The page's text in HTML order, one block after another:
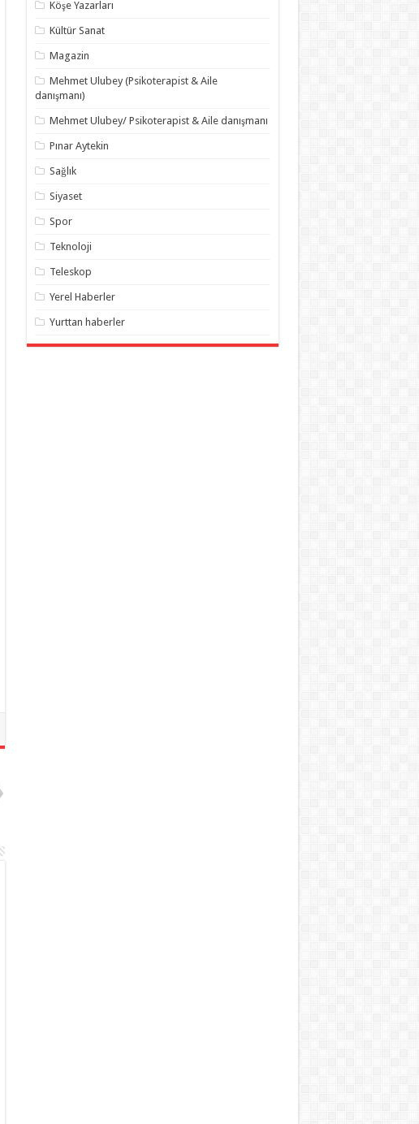
Köşe Yazarları
Kültür Sanat
Magazin
Mehmet Ulubey (Psikoterapist & Aile
danışmanı)
Mehmet Ulubey/ Psikoterapist & Aile danışmanı
Pınar Aytekin
Sağlık
Siyaset
Spor
Teknoloji
Teleskop
Yerel Haberler
Yurttan haberler